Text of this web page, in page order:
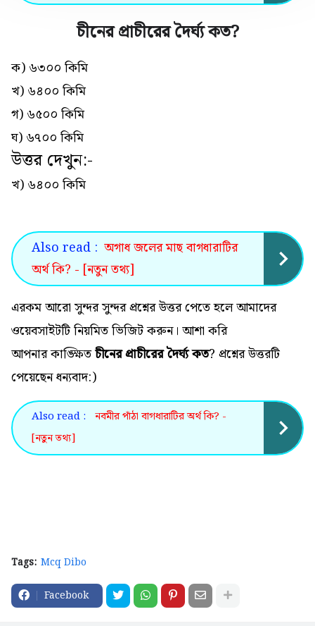
চীনের প্রাচীরের দৈর্ঘ্য কত?
ক) ৬৩০০ কিমি
খ) ৬৪০০ কিমি
গ) ৬৫০০ কিমি
ঘ) ৬৭০০ কিমি
উত্তর দেখুন:-
খ) ৬৪০০ কিমি
Also read : অগাধ জলের মাছ বাগধারাটির
অর্থ কি? - [নতুন তথ্য]
এরকম আরো সুন্দর সুন্দর প্রশ্নের উত্তর পেতে হলে আমাদের
ওয়েবসাইটটি নিয়মিত ভিজিট করুন। আশা করি
আপনার কাঙ্ক্ষিতচীনের প্রাচীরের দৈর্ঘ্য কত? প্রশ্নের উত্তরটি
পেয়েছেন ধন্যবাদ:)
Also read : নবমীর পাঁঠা বাগধারাটির অর্থ কি? -
[নতুন তথ্য]
Tags: Mcq Dibo
Facebook